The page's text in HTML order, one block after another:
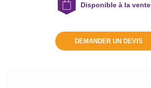
Disponible à la vente
DEMANDER UN DEVIS